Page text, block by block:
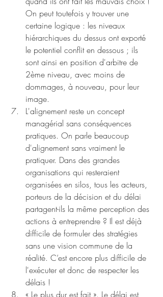
On peut toutefois y trouver une
certaine logique : les niveaux
hiérarchiques du dessus ont exporté
le potentiel conflit en dessous ; ils
sont ainsi en position d'arbitre de
2ème niveau, avec moins de
dommages, à nouveau, pour leur
image.
L'alignement reste un concept
managérial sans conséquences
pratiques. On parle beaucoup
d'alignement sans vraiment le
pratiquer. Dans des grandes
organisations qui resteraient
organisées en silos, tous les acteurs,
porteurs de la décision et du délai
partagent-ils la même perception des
actions à entreprendre ? Il est déjà
difficile de formuler des stratégies
sans une vision commune de la
réalité. C’est encore plus difficile de
l'exécuter et donc de respecter les
délais !
« Le plus dur est fait ». Le délai est